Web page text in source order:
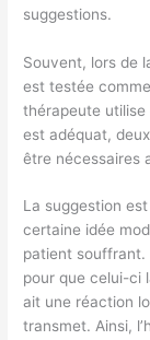
suggestions.
Souvent, lors de
est testée
thérapeute utilise
est adéquat,
être nécessaires
La suggestion
certaine idée
patient souffrant.
pour que celui-ci
ait une réaction
transmet. Ainsi,